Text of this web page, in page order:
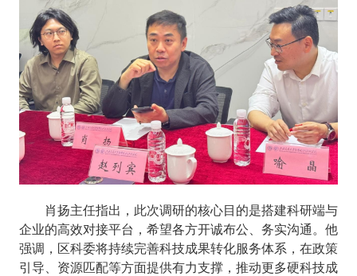
肖扬主任指出，此次调研的核心目的是搭建科研端与
企业的高效对接平台，希望各方开诚布公、务实沟通。他
强调，区科委将持续完善科技成果转化服务体系，在政策
引导、资源匹配等方面提供有力支撑，推动更多硬科技成